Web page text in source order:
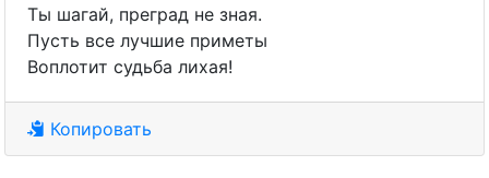
Ты шагай, преград не зная.
Пусть все лучшие приметы
Воплотит судьба лихая!
Копировать